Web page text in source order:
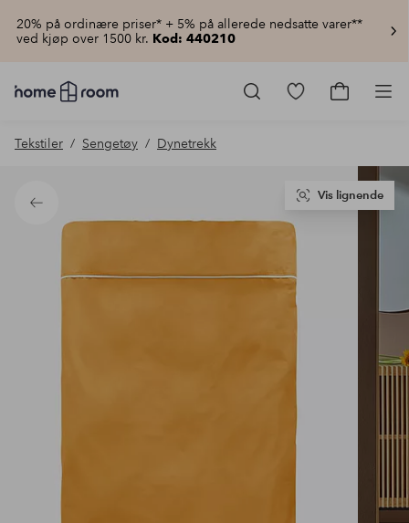
20% på ordinære priser* + 5% på allerede nedsatte varer**
ved kjøp over 1500 kr. Kod: 440210
Homeroom
–
hjemmet
pris
Gå
Gå
Tekstiler Sengetøy Dynetrekk
Tilbake
Vis lignende